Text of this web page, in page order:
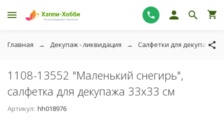
Главная Декупаж - ликвидация Салфетки для декупажа -
1108-13552 "Маленький снегирь",
салфетка для декупажа 33х33 см
Артикул: hh018976